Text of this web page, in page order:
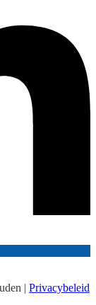
| Privacybeleid